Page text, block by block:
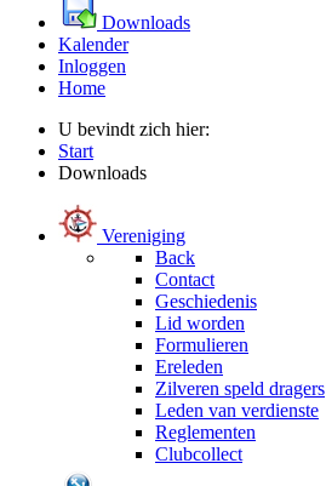
Downloads
Kalender
Inloggen
Home
U bevindt zich hier:
Start
Downloads
Vereniging
Back
Contact
Geschiedenis
Lid worden
Formulieren
Ereleden
Zilveren speld dragers
Leden van verdienste
Reglementen
Clubcollect